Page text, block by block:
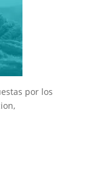
por los